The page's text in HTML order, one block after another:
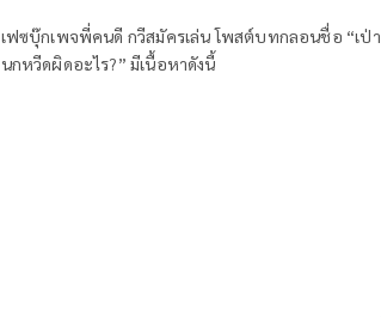
เฟซบุ๊กเพจพี่คนดี กวีสมัครเล่น โพสต์บทกลอนชื่อ “เป่า
นกหวีดผิดอะไร?” มีเนื้อหาดังนี้